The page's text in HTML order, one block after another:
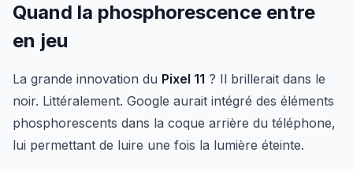
Quand la phosphorescence entre
en jeu
La grande innovation du Pixel 11 ? Il brillerait dans le
noir. Littéralement. Google aurait intégré des éléments
phosphorescents dans la coque arrière du téléphone,
lui permettant de luire une fois la lumière éteinte.